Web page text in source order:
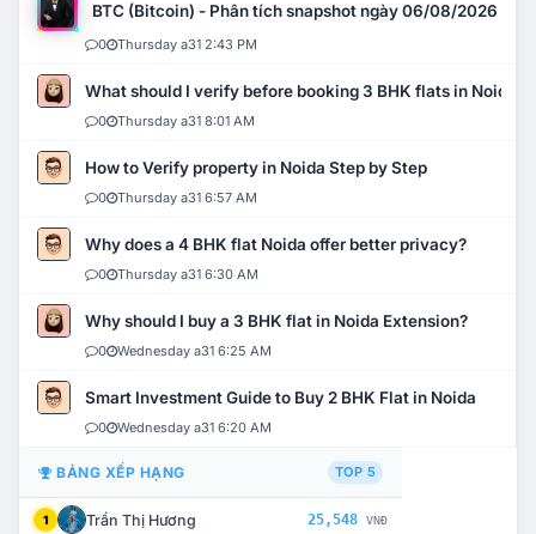
BTC (Bitcoin) - Phân tích snapshot ngày 06/08/2026
0 Thursday a31 2:43 PM
What should I verify before booking 3 BHK flats in Noida?
0 Thursday a31 8:01 AM
How to Verify property in Noida Step by Step
0 Thursday a31 6:57 AM
Why does a 4 BHK flat Noida offer better privacy?
0 Thursday a31 6:30 AM
Why should I buy a 3 BHK flat in Noida Extension?
0 Wednesday a31 6:25 AM
Smart Investment Guide to Buy 2 BHK Flat in Noida
0 Wednesday a31 6:20 AM
BẢNG XẾP HẠNG TOP 5
1 Trần Thị Hương 25,548 VNĐ